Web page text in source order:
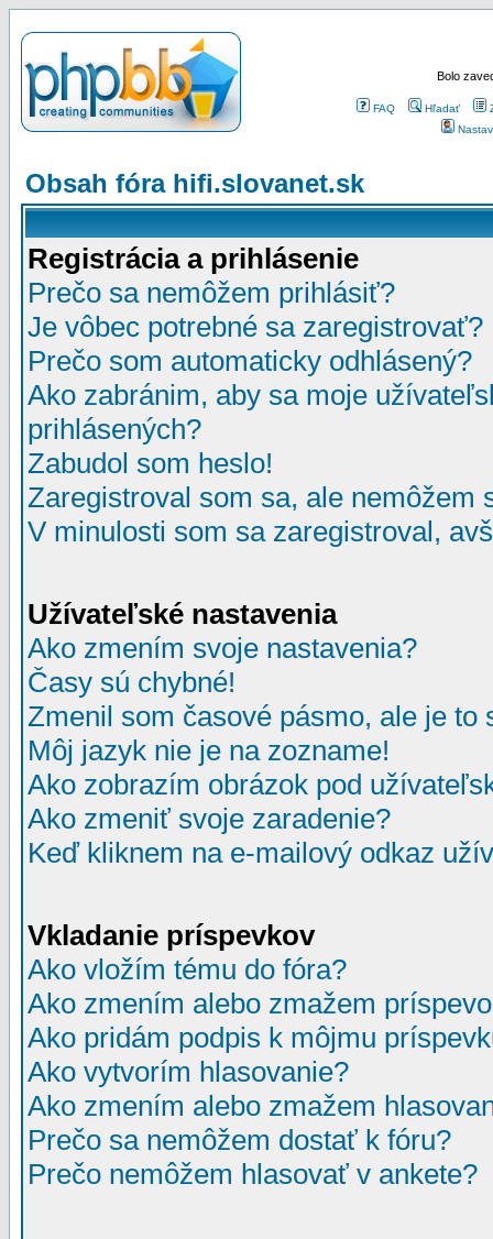
Bolo
FAQ Hľadať
Obsah fóra hifi.slovanet.sk
Registrácia a prihlásenie
Prečo sa nemôžem prihlásiť?
Je vôbec potrebné sa zaregistrovať?
Prečo som automaticky odhlásený?
Ako zabránim, aby sa moje
prihlásených?
Zabudol som heslo!
Zaregistroval som sa, ale nemôžem
V minulosti som sa zaregistroval,
Užívateľské nastavenia
Ako zmením svoje nastavenia?
Časy sú chybné!
Zmenil som časové pásmo, ale je to
Môj jazyk nie je na zozname!
Ako zobrazím obrázok pod
Ako zmeniť svoje zaradenie?
Keď kliknem na e-mailový odkaz
Vkladanie príspevkov
Ako vložím tému do fóra?
Ako zmením alebo zmažem
Ako pridám podpis k môjmu
Ako vytvorím hlasovanie?
Ako zmením alebo zmažem
Prečo sa nemôžem dostať k fóru?
Prečo nemôžem hlasovať v ankete?